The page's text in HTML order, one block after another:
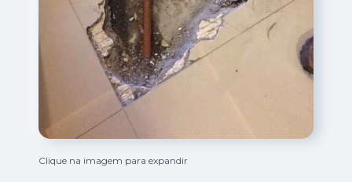
Clique na imagem para expandir